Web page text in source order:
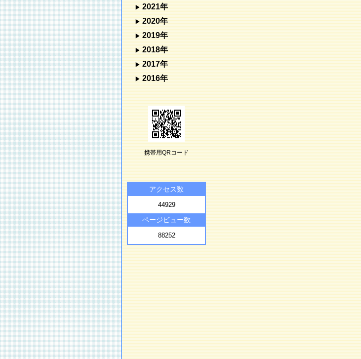
2021年
2020年
2019年
2018年
2017年
2016年
携帯用QRコード
アクセス数
44929
ページビュー数
88252